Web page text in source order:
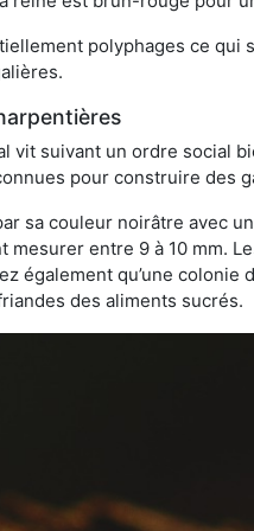
polyphages ce qui
vit suivant un ordre social
pour construire des
sa couleur noirâtre avec
mesurer entre 9 à 10 mm.
également qu’une
des aliments sucrés.